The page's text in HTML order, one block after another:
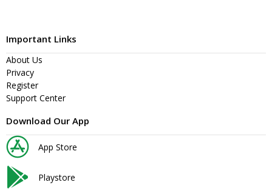
Important Links
About Us
Privacy
Register
Support Center
Download Our App
App Store
Playstore